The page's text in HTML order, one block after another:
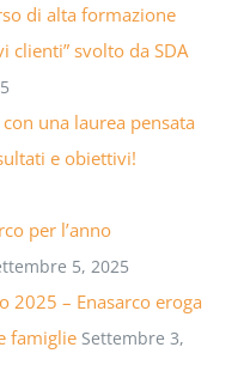
di alta formazione
clienti” svolto da SDA
una laurea pensata
e obiettivi!
per l’anno
5, 2025
2025 – Enasarco eroga
famiglie Settembre 3,